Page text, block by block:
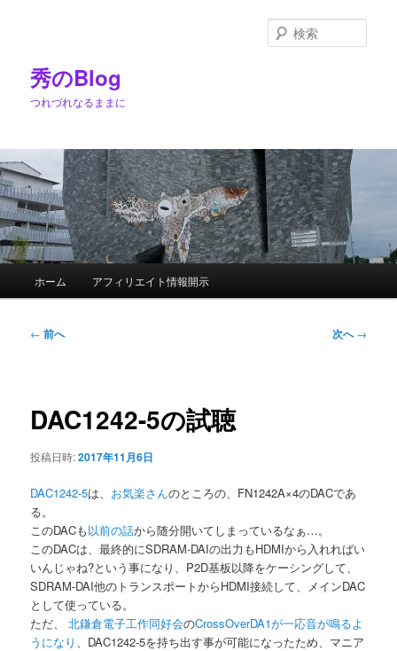
へ
移
動
秀のBlog
つれづれなるままに
索
ホーム アフィリエイト情報開示
投
ー
ョ
← 前へ 次へ→
DAC1242-5の試聴
投稿日時:2017年11月6日
DAC1242-5は、 お気楽さんのところの、FN1242A×4のDACであ
る。
このDACも以前の話から随分開いてしまっているなぁ…。
このDACは、最終的にSDRAM-DAIの出力もHDMIから入れればい
いんじゃね?という事になり、P2D基板以降をケーシングして、
SDRAM-DAI他のトランスポートからHDMI接続して、メインDAC
として使っている。
ただ、北鎌倉電子工作同好会のCrossOverDA1が一応音が鳴るよ
うになり 、DAC1242-5を持ち出す事が可能になったため、マニア